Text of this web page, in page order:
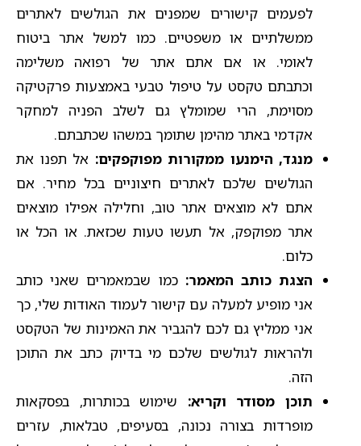
לפעמים קישורים שמפנים את הגולשים לאתרים
ממשלתיים או משפטיים. כמו למשל אתר ביטוח
לאומי. או אם אתם אתר של רפואה משלימה
וכתבתם טקסט על טיפול טבעי באמצעות פרקטיקה
מסוימת, הרי שמומלץ גם לשלב הפניה למחקר
אקדמי באתר מהימן שתומך במשהו שכתבתם.
מנגד, הימנעו ממקורות מפוקפקים: אל תפנו את
הגולשים שלכם לאתרים חיצוניים בכל מחיר. אם
אתם לא מוצאים אתר טוב, וחלילה אפילו מוצאים
אתר מפוקפק, אל תעשו טעות שכזאת. או הכל או
כלום.
הצגת כותב המאמר: כמו שבמאמרים שאני כותב
אני מופיע למעלה עם קישור לעמוד האודות שלי, כך
אני ממליץ גם לכם להגביר את האמינות של הטקסט
ולהראות לגולשים שלכם מי בדיוק כתב את התוכן
הזה.
תוכן מסודר וקריא: שימוש בכותרות, בפסקאות
מופרדות בצורה נכונה, בסעיפים, טבלאות, עזרים